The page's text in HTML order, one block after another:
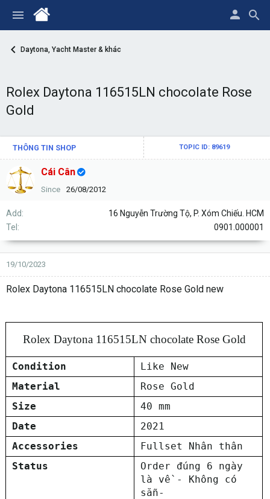
Daytona, Yacht Master & khác
Rolex Daytona 116515LN chocolate Rose
Gold
THÔNG TIN SHOP TOPIC ID: 89619
Cái Cân
Since 26/08/2012
Add
16 Nguyễn Trường Tộ, P. Xóm Chiếu. HCM
Tel
0901.000001
19/10/2023
Rolex Daytona 116515LN chocolate Rose Gold new
Rolex Daytona 116515LN chocolate Rose Gold
Condition
Like New
Material
Rose Gold
Size
40 mm
Date
2021
Accessories
Fullset Nhân thân
Status
Order đúng 6 ngày
là về - Không có
sẵn-